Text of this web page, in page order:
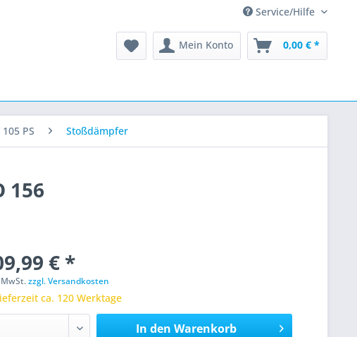
Service/Hilfe
Mein Konto 0,00 € *
PS Stoßdämpfer
156
€ *
zzgl. Versandkosten
ca. 120 Werktage
In den Warenkorb